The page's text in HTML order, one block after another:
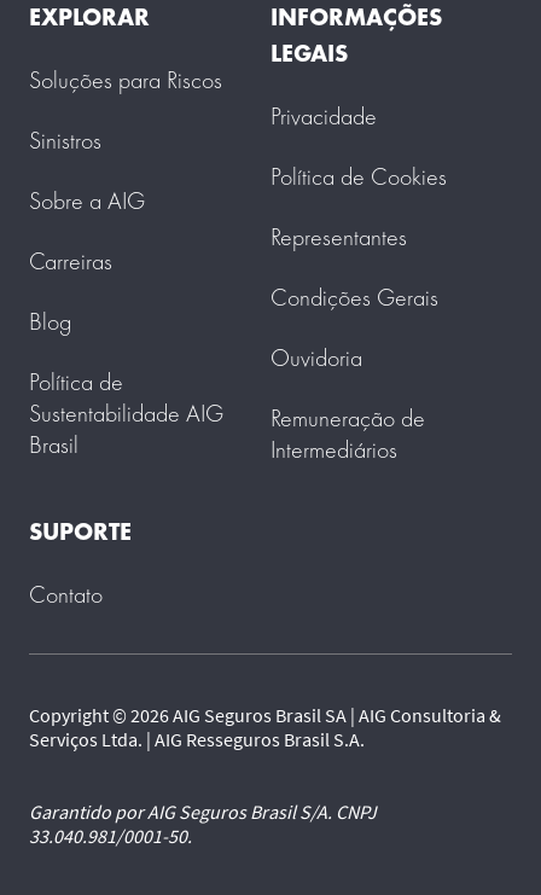
EXPLORAR
Soluções para Riscos
Sinistros
Sobre a AIG
Carreiras
Blog
Política de
Sustentabilidade AIG
Brasil
INFORMAÇÕES
LEGAIS
Privacidade
Política de Cookies
Representantes
Condições Gerais
Ouvidoria
Remuneração de
Intermediários
SUPORTE
Contato
Copyright © 2026 AIG Seguros Brasil SA | AIG Consultoria &
Serviços Ltda. | AIG Resseguros Brasil S.A.
Garantido por AIG Seguros Brasil S/A. CNPJ
33.040.981/0001-50.